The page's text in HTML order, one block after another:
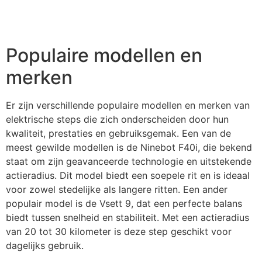
Populaire modellen en
merken
Er zijn verschillende populaire modellen en merken van
elektrische steps die zich onderscheiden door hun
kwaliteit, prestaties en gebruiksgemak. Een van de
meest gewilde modellen is de Ninebot F40i, die bekend
staat om zijn geavanceerde technologie en uitstekende
actieradius. Dit model biedt een soepele rit en is ideaal
voor zowel stedelijke als langere ritten. Een ander
populair model is de Vsett 9, dat een perfecte balans
biedt tussen snelheid en stabiliteit. Met een actieradius
van 20 tot 30 kilometer is deze step geschikt voor
dagelijks gebruik.